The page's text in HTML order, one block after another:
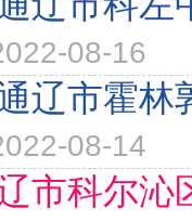
08-16
辽市霍林
08-14
市科尔沁